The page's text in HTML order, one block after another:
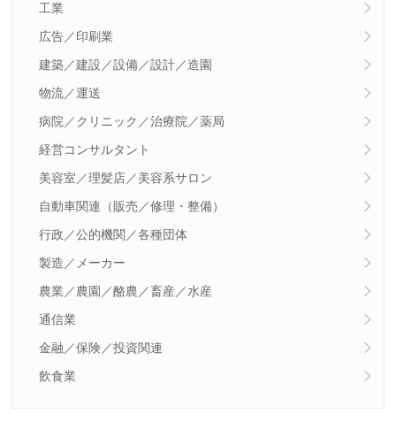
工業
広告／印刷業
建築／建設／設備／設計／造園
物流／運送
病院／クリニック／治療院／薬局
経営コンサルタント
美容室／理髪店／美容系サロン
自動車関連（販売／修理・整備）
行政／公的機関／各種団体
製造／メーカー
農業／農園／酪農／畜産／水産
通信業
金融／保険／投資関連
飲食業